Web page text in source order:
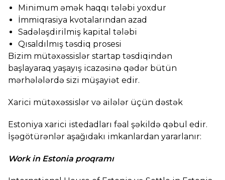
Minimum əmək haqqı tələbi yoxdur
İmmiqrasiya kvotalarından azad
Sadələşdirilmiş kapital tələbi
Qısaldılmış təsdiq prosesi
Bizim mütəxəssislər startap təsdiqindən
başlayaraq yaşayış icazəsinə qədər bütün
mərhələlərdə sizi müşayiət edir.
Xarici mütəxəssislər və ailələr üçün dəstək
Estoniya xarici istedadları fəal şəkildə qəbul edir.
İşəgötürənlər aşağıdakı imkanlardan yararlanır:
Work in Estonia proqramı